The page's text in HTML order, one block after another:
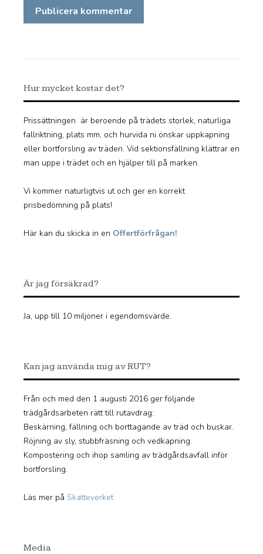
Hur mycket kostar det?
Prissättningen är beroende på trädets storlek, naturliga
fallriktning, plats mm, och hurvida ni önskar uppkapning
eller bortforsling av träden. Vid sektionsfällning klättrar en
man uppe i trädet och en hjälper till på marken.
Vi kommer naturligtvis ut och ger en korrekt
prisbedömning på plats!
Här kan du skicka in en Offertförfrågan!
Är jag försäkrad?
Ja, upp till 10 miljoner i egendomsvärde.
Kan jag använda mig av RUT?
Från och med den 1 augusti 2016 ger följande
trädgårdsarbeten rätt till rutavdrag:
Beskärning, fällning och borttagande av träd och buskar.
Röjning av sly, stubbfräsning och vedkapning.
Kompostering och ihop samling av trädgårdsavfall inför
bortforsling.
Läs mer på Skatteverket
Media